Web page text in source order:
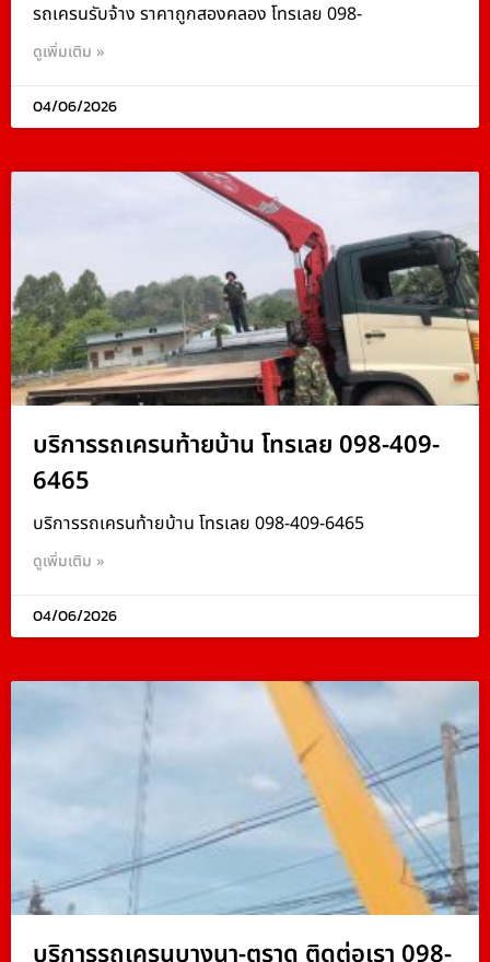
รถเครนรับจ้าง ราคาถูกสองคลอง โทรเลย 098-
ดูเพิ่มเติม »
04/06/2026
บริการรถเครนท้ายบ้าน โทรเลย 098-409-
6465
บริการรถเครนท้ายบ้าน โทรเลย 098-409-6465
ดูเพิ่มเติม »
04/06/2026